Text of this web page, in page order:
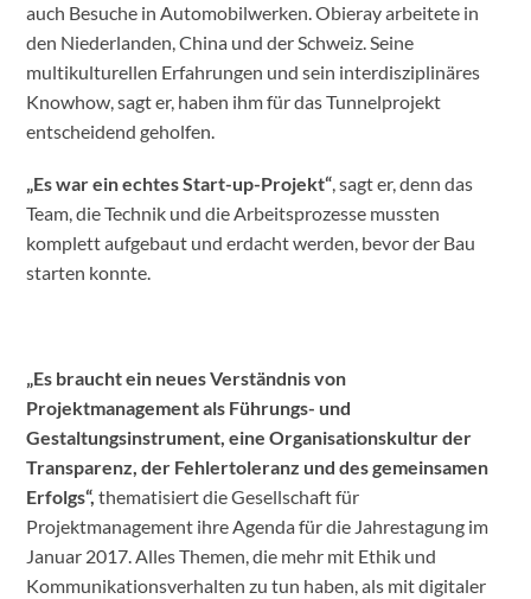
auch Besuche in Automobilwerken. Obieray arbeitete in
den Niederlanden, China und der Schweiz. Seine
multikulturellen Erfahrungen und sein interdisziplinäres
Knowhow, sagt er, haben ihm für das Tunnelprojekt
entscheidend geholfen.
„Es war ein echtes Start-up-Projekt“, sagt er, denn das
Team, die Technik und die Arbeitsprozesse mussten
komplett aufgebaut und erdacht werden, bevor der Bau
starten konnte.
„Es braucht ein neues Verständnis von
Projektmanagement als Führungs- und
Gestaltungsinstrument, eine Organisationskultur der
Transparenz, der Fehlertoleranz und des gemeinsamen
Erfolgs“, thematisiert die Gesellschaft für
Projektmanagement ihre Agenda für die Jahrestagung im
Januar 2017. Alles Themen, die mehr mit Ethik und
Kommunikationsverhalten zu tun haben, als mit digitaler